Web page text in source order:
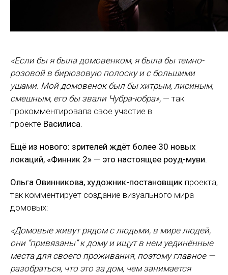
«Если бы я была домовенком, я была бы темно-
розовой в бирюзовую полоску и с большими
ушами. Мой домовенок был бы хитрым, лисиным,
смешным, его бы звали Чубра-юбра», — так
прокомментировала свое участие в
проекте Василиса.
Ещё из нового: зрителей ждёт более 30 новых
локаций, «Финник 2» — это настоящее роуд-муви.
Ольга Овинникова, художник-постановщик проекта,
так комментирует создание визуального мира
домовых:
«Домовые живут рядом с людьми, в мире людей,
они “привязаны” к дому и ищут в нем уединённые
места для своего проживания, поэтому главное —
разобраться, что это за дом, чем занимается